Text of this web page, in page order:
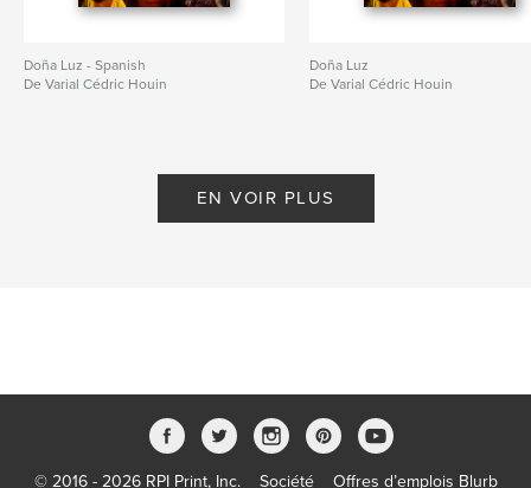
Doña Luz - Spanish
De Varial Cédric Houin
Doña Luz
De Varial Cédric Houin
EN VOIR PLUS
© 2016 - 2026 RPI Print, Inc. Société Offres d’emplois Blurb